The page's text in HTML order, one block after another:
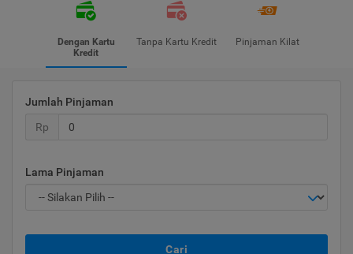
Dengan Kartu
Kredit
Tanpa Kartu Kredit Pinjaman Kilat
Jumlah Pinjaman
Rp
Lama Pinjaman
Cari